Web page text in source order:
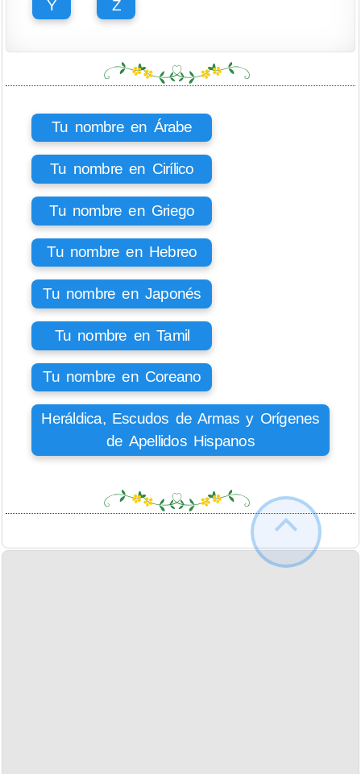
Y Z
Tu nombre en Árabe
Tu nombre en Cirílico
Tu nombre en Griego
Tu nombre en Hebreo
Tu nombre en Japonés
Tu nombre en Tamil
Tu nombre en Coreano
Heráldica, Escudos de Armas y Orígenes
de Apellidos Hispanos